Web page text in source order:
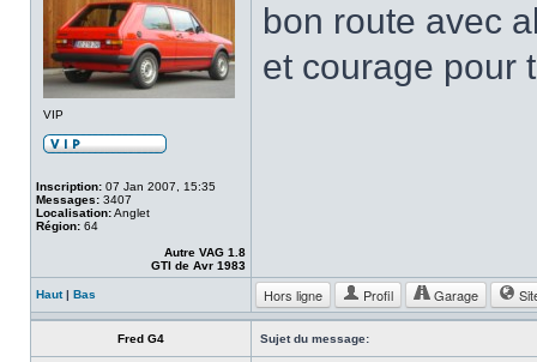
VIP
Inscription: 07 Jan 2007, 15:35
Messages: 3407
Localisation:Anglet
Région: 64
Autre VAG 1.8
GTI de Avr 1983
bon route avec
et courage pour
Haut| Bas Hors ligne Profil Garage
Fred G4 Sujet du message: